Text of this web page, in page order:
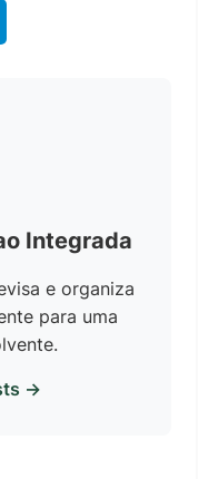
Integrada
e organiza
para uma
→